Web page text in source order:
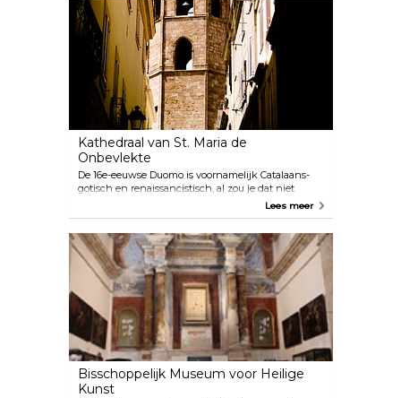
Kathedraal van St. Maria de
Onbevlekte
De 16e-eeuwse Duomo is voornamelijk Catalaans-
gotisch en renaissancistisch, al zou je dat niet
raden aan de voorgevel met Dorische zuilen.
Binnen bevinden zich perzikkleurige muren, 18e-
marmeren balustrades voor het met beelden
gevulde hoofdaltaar.
Lees meer
Bisschoppelijk Museum voor Heilige
Kunst